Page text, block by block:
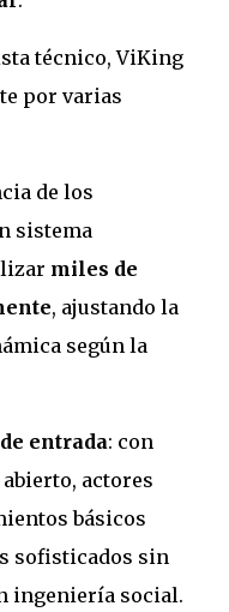
técnico, ViKing
por varias
de los
sistema
miles de
, ajustando la
según la
entrada: con
actores
básicos
sofisticados sin
ingeniería social.